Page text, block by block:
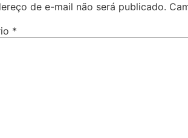
de e-mail não será publicado.
*